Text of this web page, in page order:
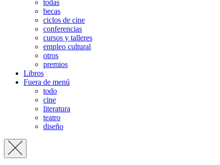
todas
becas
ciclos de cine
conferencias
cursos y talleres
empleo cultural
otros
premios
Libros
Fuera de menú
todo
cine
literatura
teatro
diseño